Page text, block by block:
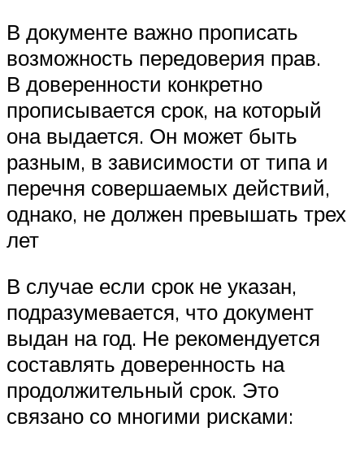
В документе важно прописать
возможность передоверия прав.
В доверенности конкретно
прописывается срок, на который
она выдается. Он может быть
разным, в зависимости от типа и
перечня совершаемых действий,
однако, не должен превышать трех
лет
В случае если срок не указан,
подразумевается, что документ
выдан на год. Не рекомендуется
составлять доверенность на
продолжительный срок. Это
связано со многими рисками: